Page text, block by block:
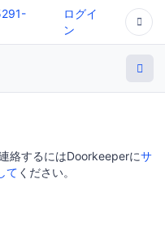
ログイ
ン
絡するにはDoorkeeperにサ
て ください。